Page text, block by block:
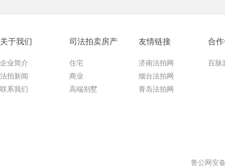
关于我们
企业简介
法拍新闻
联系我们
司法拍卖房产
住宅
商业
高端别墅
友情链接
济南法拍网
烟台法拍网
青岛法拍网
合
百脉
鲁公网安